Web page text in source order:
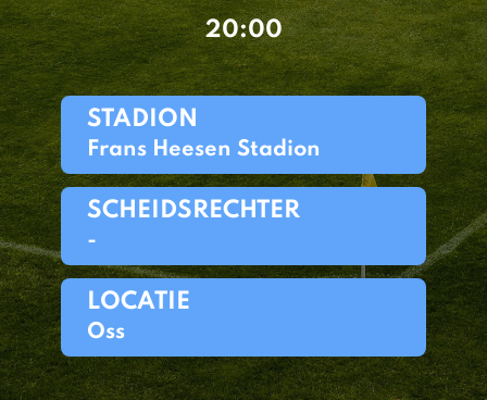
20:00
STADION
Frans Heesen Stadion
SCHEIDSRECHTER
-
LOCATIE
Oss